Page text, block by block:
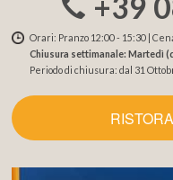
Orari: Pranzo 12:00 - 15:30 |
Chiusura settimanale: Martedì
Periodo di chiusura: dal 31